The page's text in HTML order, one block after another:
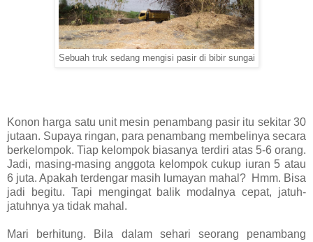
Sebuah truk sedang mengisi pasir di bibir sungai
Konon harga satu unit mesin penambang pasir itu sekitar 30
jutaan. Supaya ringan, para penambang membelinya secara
berkelompok. Tiap kelompok biasanya terdiri atas 5-6 orang.
Jadi, masing-masing anggota kelompok cukup iuran 5 atau
6 juta. Apakah terdengar masih lumayan mahal? Hmm. Bisa
jadi begitu. Tapi mengingat balik modalnya cepat, jatuh-
jatuhnya ya tidak mahal.
Mari berhitung. Bila dalam sehari seorang penambang